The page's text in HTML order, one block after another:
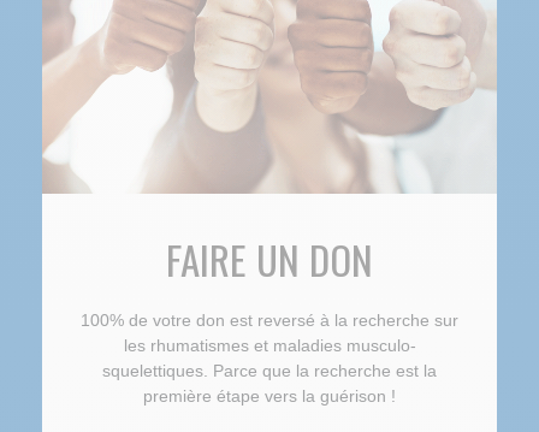
FAIRE UN DON
100% de votre don est reversé à la recherche sur
les rhumatismes et maladies musculo-
squelettiques. Parce que la recherche est la
première étape vers la guérison !